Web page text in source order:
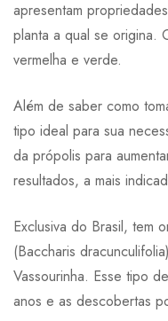
apresentam
planta a qual se origina.
vermelha e verde.
Além de saber como
tipo ideal para sua
da própolis para
resultados, a mais
Exclusiva do Brasil, tem
(Baccharis
Vassourinha. Esse tipo
anos e as descobertas